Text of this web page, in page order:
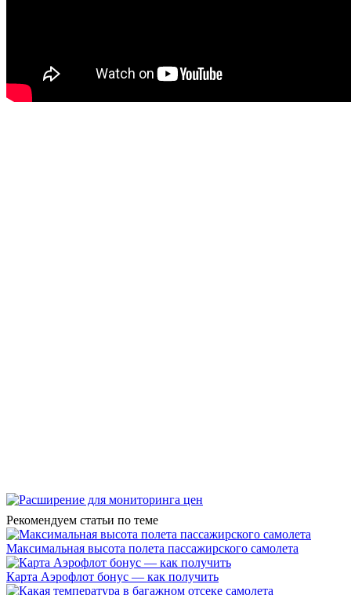
Рекомендуем статьи по теме
Максимальная высота полета пассажирского самолета
Карта Аэрофлот бонус — как получить